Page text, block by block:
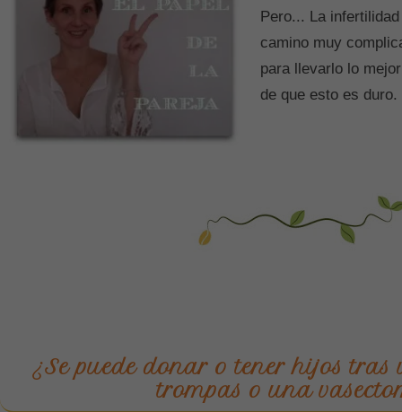
Pero... La
camino muy
para llevarlo lo
de que esto es duro.
¿Se puede donar o tener hijos
trompas o una